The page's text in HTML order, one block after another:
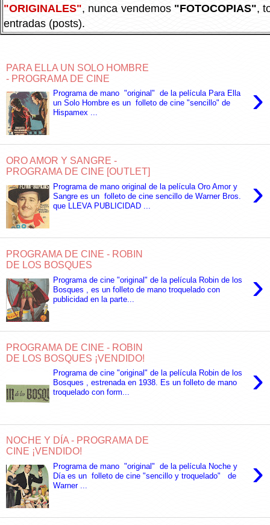
"ORIGINALES", nunca vendemos "FOTOCOPIAS",
entradas (posts).
PARA ELLA UN SOLO HOMBRE
- PROGRAMA DE CINE
›
Programa de mano "original" de la película Para Ella
un Solo Hombre es un folleto de cine "sencillo" de
Hispamex ...
ORO AMOR Y SANGRE -
PROGRAMA DE CINE [OUTLET]
›
Programa de mano original de la película Oro Amor y
Sangre es un folleto de cine sencillo de Warner Bros.
que LLEVA PUBLICIDAD ...
PROGRAMA DE CINE - ROBIN
DE LOS BOSQUES
›
Programa de cine "original" de la película Robin de los
Bosques , es un folleto de mano troquelado con
publicidad en la parte...
PROGRAMA DE CINE - ROBIN
DE LOS BOSQUES ¡VENDIDO!
›
Programa de cine "original" de la película Robin de los
Bosques , estrenada en 1938. Es un folleto de mano
troquelado con form...
NOCHE Y DÍA - PROGRAMA DE
CINE ¡VENDIDO!
›
Programa de mano "original" de la película Noche y
Día es un folleto de cine "sencillo y troquelado" de
Warner ...